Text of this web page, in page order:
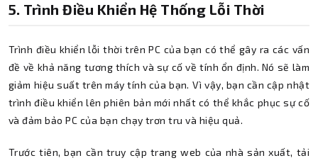
5. Trình Điều Khiển Hệ Thống Lỗi Thời
Trình điều khiển lỗi thời trên PC của bạn có thể gây ra các vấn
đề về khả năng tương thích và sự cố về tính ổn định. Nó sẽ làm
giảm hiệu suất trên máy tính của bạn. Vì vậy, bạn cần cập nhật
trình điều khiển lên phiên bản mới nhất có thể khắc phục sự cố
và đảm bảo PC của bạn chạy trơn tru và hiệu quả.
Trước tiên, bạn cần truy cập trang web của nhà sản xuất, tải